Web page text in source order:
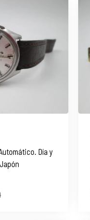
Día y